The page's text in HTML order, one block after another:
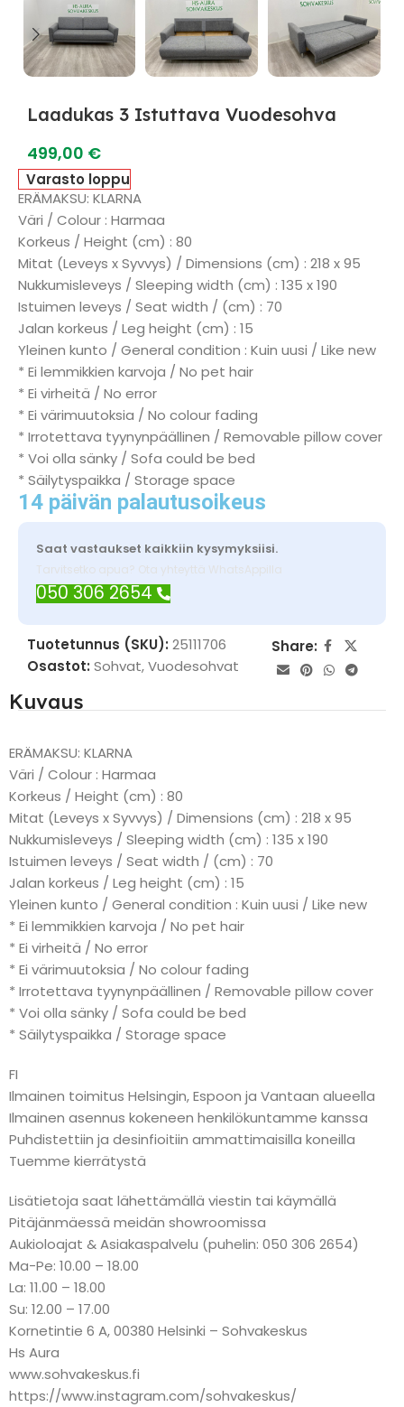
Laadukas 3 Istuttava Vuodesohva
499,00 €
Varasto loppu
ERÄMAKSU: KLARNA
Väri / Colour : Harmaa
Korkeus / Height (cm) : 80
Mitat (Leveys x Syvvys) / Dimensions (cm) : 218 x 95
Nukkumisleveys / Sleeping width (cm) : 135 x 190
Istuimen leveys / Seat width / (cm) : 70
Jalan korkeus / Leg height (cm) : 15
Yleinen kunto / General condition : Kuin uusi / Like new
* Ei lemmikkien karvoja / No pet hair
* Ei virheitä / No error
* Ei värimuutoksia / No colour fading
* Irrotettava tyynynpäällinen / Removable pillow cover
* Voi olla sänky / Sofa could be bed
* Säilytyspaikka / Storage space
14 päivän palautusoikeus
Saat vastaukset kaikkiin kysymyksiisi.
Tarvitsetko apua? Ota yhteyttä WhatsAppilla
050 306 2654
Tuotetunnus (SKU): 25111706
Osastot: Sohvat,Vuodesohvat
Share:
Kuvaus
ERÄMAKSU: KLARNA
Väri / Colour : Harmaa
Korkeus / Height (cm) : 80
Mitat (Leveys x Syvvys) / Dimensions (cm) : 218 x 95
Nukkumisleveys / Sleeping width (cm) : 135 x 190
Istuimen leveys / Seat width / (cm) : 70
Jalan korkeus / Leg height (cm) : 15
Yleinen kunto / General condition : Kuin uusi / Like new
* Ei lemmikkien karvoja / No pet hair
* Ei virheitä / No error
* Ei värimuutoksia / No colour fading
* Irrotettava tyynynpäällinen / Removable pillow cover
* Voi olla sänky / Sofa could be bed
* Säilytyspaikka / Storage space
FI
Ilmainen toimitus Helsingin, Espoon ja Vantaan alueella
Ilmainen asennus kokeneen henkilökuntamme kanssa
Puhdistettiin ja desinfioitiin ammattimaisilla koneilla
Tuemme kierrätystä
Lisätietoja saat lähettämällä viestin tai käymällä
Pitäjänmäessä meidän showroomissa
Aukioloajat & Asiakaspalvelu (puhelin: 050 306 2654)
Ma-Pe: 10.00 – 18.00
La: 11.00 – 18.00
Su: 12.00 – 17.00
Kornetintie 6 A, 00380 Helsinki – Sohvakeskus
Hs Aura
www.sohvakeskus.fi
https://www.instagram.com/sohvakeskus/